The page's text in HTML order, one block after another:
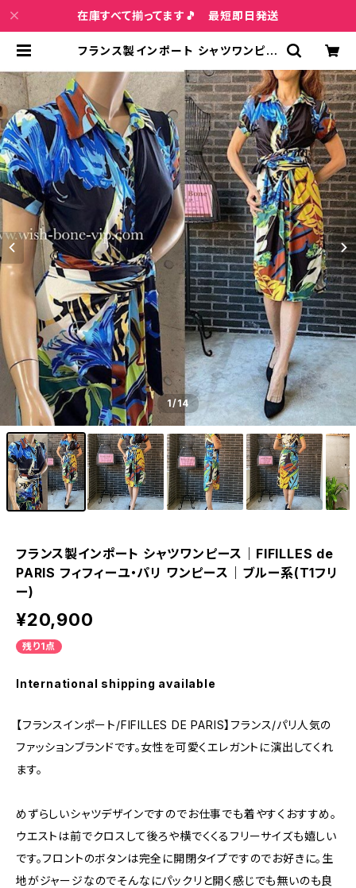
在庫すべて揃ってます🎵 最短即日発送
フランス製インポート シャツワンピー
ユ・パリ ワンピース｜ブルー系(T1フ
リー) | インポートファッション＆ジュ
エリー Wish Bone VIP
1/14
フランス製インポート シャツワンピース｜FIFILLES de
PARIS フィフィーユ・パリ ワンピース｜ブルー系(T1フリ
ー)
¥20,900
残り1点
International shipping available
【フランスインポート/FIFILLES DE PARIS】フランス/パリ人気の
ファッションブランドです。女性を可愛くエレガントに演出してくれ
ます。
めずらしいシャツデザインですのでお仕事でも着やすくおすすめ。
ウエストは前でクロスして後ろや横でくくるフリーサイズも嬉しい
です。フロントのボタンは完全に開閉タイプですのでお好きに。生
地がジャージなのでそんなにパックリと開く感じでも無いのも良